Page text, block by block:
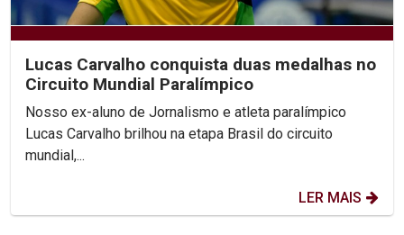
Lucas Carvalho conquista duas medalhas no
Circuito Mundial Paralímpico
Nosso ex-aluno de Jornalismo e atleta paralímpico
Lucas Carvalho brilhou na etapa Brasil do circuito
mundial,...
LER MAIS